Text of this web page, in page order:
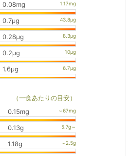
0.08mg
0.7μg
0.28μg
0.2μg
1.6μg
（一食あたりの目安）
0.15mg
0.13g
1.18g